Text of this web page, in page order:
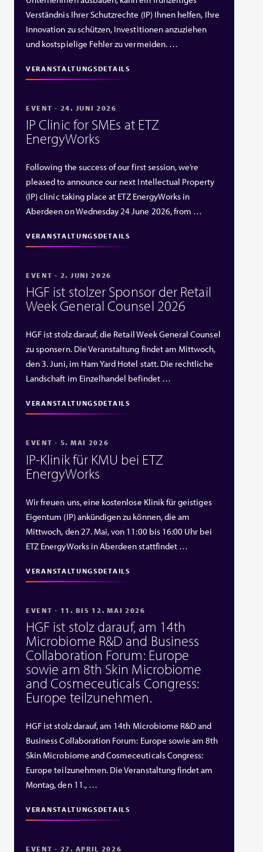
Verständnis Ihrer Schutzrechte (IP) Ihnen helfen, Ihre
Innovation zu schützen, Investitionen anzuziehen
und kostspielige Fehler zu vermeiden. …
VERANSTALTUNGSDETAILS
EVENT - 24. JUNI 2026
IP Clinic for SMEs at ETZ
EnergyWorks
Following the success of our first session, we’re
pleased to announce our next Intellectual Property
(IP) clinic taking place at ETZ EnergyWorks in
Aberdeen on Wednesday 24 June 2026, from …
VERANSTALTUNGSDETAILS
EVENT - 2. JUNI 2026
HGF ist stolzer Sponsor der Retail
Week General Counsel 2026
HGF ist stolz darauf, die Retail Week General Counsel
zu sponsern. Die Veranstaltung findet am Mittwoch,
den 3. Juni, im Ham Yard Hotel statt. Die rechtliche
Landschaft im Einzelhandel befindet …
VERANSTALTUNGSDETAILS
EVENT - 5. MAI 2026
IP‑Klinik für KMU bei ETZ
EnergyWorks
Wir freuen uns, eine kostenlose Klinik für geistiges
Eigentum (IP) ankündigen zu können, die am
Mittwoch, den 27. Mai, von 11:00 bis 16:00 Uhr bei
ETZ EnergyWorks in Aberdeen stattfindet …
VERANSTALTUNGSDETAILS
EVENT - 11. BIS 12. MAI 2026
HGF ist stolz darauf, am 14th
Microbiome R&D and Business
Collaboration Forum: Europe
sowie am 8th Skin Microbiome
and Cosmeceuticals Congress:
Europe teilzunehmen.
HGF ist stolz darauf, am 14th Microbiome R&D and
Business Collaboration Forum: Europe sowie am 8th
Skin Microbiome and Cosmeceuticals Congress:
Europe teilzunehmen. Die Veranstaltung findet am
Montag, den 11., …
VERANSTALTUNGSDETAILS
EVENT - 27. APRIL 2026